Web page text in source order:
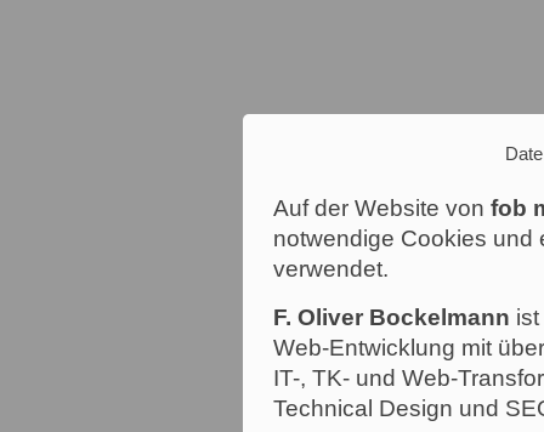
Auf der Website von fob
notwendige Cookies und
verwendet.
F. Oliver Bockelmann
Web-Entwicklung mit
IT-, TK- und Web-
Technical Design und